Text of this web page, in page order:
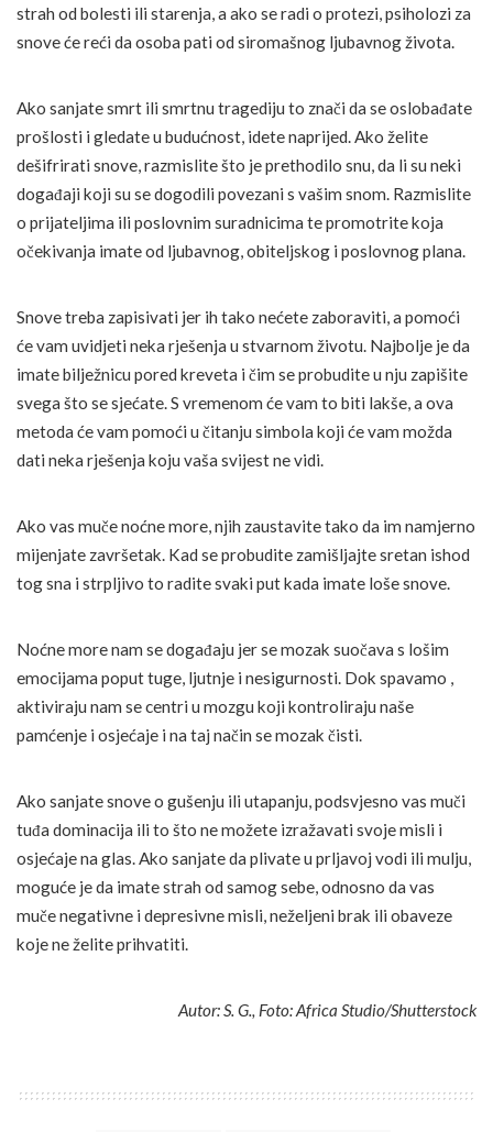
strah od bolesti ili starenja, a ako se radi o protezi, psiholozi za
snove će reći da osoba pati od siromašnog ljubavnog života.
Ako sanjate smrt ili smrtnu tragediju to znači da se oslobađate
prošlosti i gledate u budućnost, idete naprijed. Ako želite
dešifrirati snove, razmislite što je prethodilo snu, da li su neki
događaji koji su se dogodili povezani s vašim snom. Razmislite
o prijateljima ili poslovnim suradnicima te promotrite koja
očekivanja imate od ljubavnog, obiteljskog i poslovnog plana.
Snove treba zapisivati jer ih tako nećete zaboraviti, a pomoći
će vam uvidjeti neka rješenja u stvarnom životu. Najbolje je da
imate bilježnicu pored kreveta i čim se probudite u nju zapišite
svega što se sjećate. S vremenom će vam to biti lakše, a ova
metoda će vam pomoći u čitanju simbola koji će vam možda
dati neka rješenja koju vaša svijest ne vidi.
Ako vas muče noćne more, njih zaustavite tako da im namjerno
mijenjate završetak. Kad se probudite zamišljajte sretan ishod
tog sna i strpljivo to radite svaki put kada imate loše snove.
Noćne more nam se događaju jer se mozak suočava s lošim
emocijama poput tuge, ljutnje i nesigurnosti. Dok spavamo ,
aktiviraju nam se centri u mozgu koji kontroliraju naše
pamćenje i osjećaje i na taj način se mozak čisti.
Ako sanjate snove o gušenju ili utapanju, podsvjesno vas muči
tuđa dominacija ili to što ne možete izražavati svoje misli i
osjećaje na glas. Ako sanjate da plivate u prljavoj vodi ili mulju,
moguće je da imate strah od samog sebe, odnosno da vas
muče negativne i depresivne misli, neželjeni brak ili obaveze
koje ne želite prihvatiti.
Autor: S. G., Foto: Africa Studio/Shutterstock